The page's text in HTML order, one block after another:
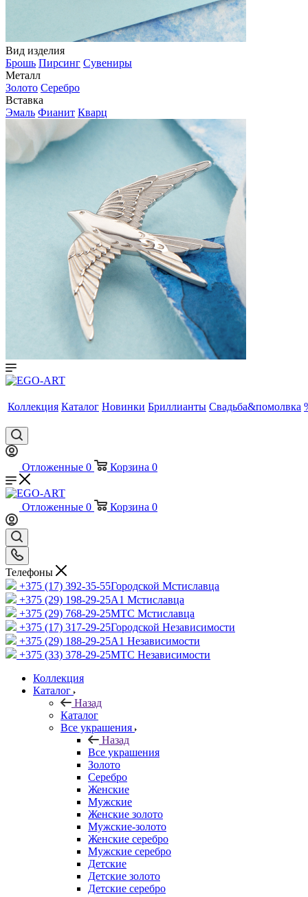
Вид изделия
Брошь Пирсинг Сувениры
Металл
Золото Серебро
Вставка
Эмаль Фианит Кварц
Коллекция Каталог Новинки Бриллианты Свадьба&помолвка
Отложенные 0 Корзина 0
Отложенные 0 Корзина 0
Телефоны
+375 (17) 392-35-55Городской Мстиславца
+375 (29) 198-29-25A1 Мстиславца
+375 (29) 768-29-25МТС Мстиславца
+375 (17) 317-29-25Городской Независимости
+375 (29) 188-29-25A1 Независимости
+375 (33) 378-29-25МТС Независимости
Коллекция
Каталог
Назад
Каталог
Все украшения
Назад
Все украшения
Золото
Серебро
Женские
Мужские
Женские золото
Мужские-золото
Женские серебро
Мужские серебро
Детские
Детские золото
Детские серебро